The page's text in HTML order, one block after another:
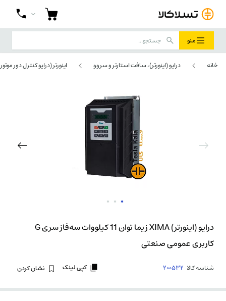
منو
خانه درایو (اینورتر)، سافت استارتر و سروو اینورتر (درایو کنترل دور
درایو (اینورتر) XIMA زیما توان 11 کیلووات سه‌فاز سری G
کاربری عمومی صنعتی
شناسه کالا 200532 کپی لینک نشان کردن